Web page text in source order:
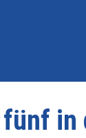
in